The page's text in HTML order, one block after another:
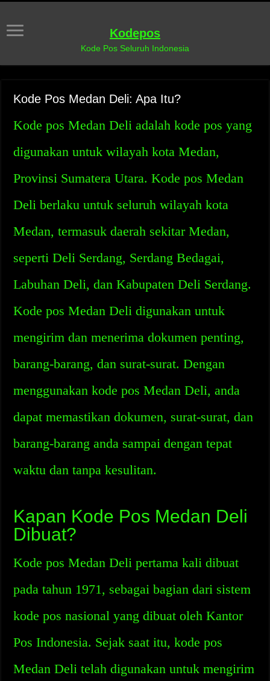
Kodepos
Kode Pos Seluruh Indonesia
Kode Pos Medan Deli: Apa Itu?
Kode pos Medan Deli adalah kode pos yang
digunakan untuk wilayah kota Medan,
Provinsi Sumatera Utara. Kode pos Medan
Deli berlaku untuk seluruh wilayah kota
Medan, termasuk daerah sekitar Medan,
seperti Deli Serdang, Serdang Bedagai,
Labuhan Deli, dan Kabupaten Deli Serdang.
Kode pos Medan Deli digunakan untuk
mengirim dan menerima dokumen penting,
barang-barang, dan surat-surat. Dengan
menggunakan kode pos Medan Deli, anda
dapat memastikan dokumen, surat-surat, dan
barang-barang anda sampai dengan tepat
waktu dan tanpa kesulitan.
Kapan Kode Pos Medan Deli
Dibuat?
Kode pos Medan Deli pertama kali dibuat
pada tahun 1971, sebagai bagian dari sistem
kode pos nasional yang dibuat oleh Kantor
Pos Indonesia. Sejak saat itu, kode pos
Medan Deli telah digunakan untuk mengirim